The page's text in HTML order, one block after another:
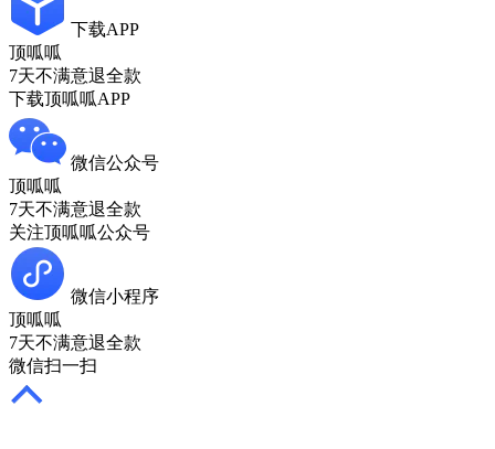
下载APP
顶呱呱
7天不满意退全款
下载顶呱呱APP
微信公众号
顶呱呱
7天不满意退全款
关注顶呱呱公众号
微信小程序
顶呱呱
7天不满意退全款
微信扫一扫